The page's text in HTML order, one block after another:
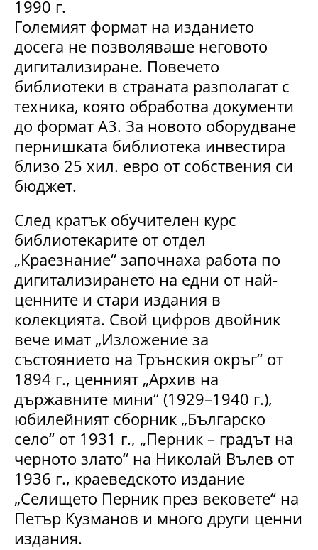
1990 г.
Големият формат на изданието
досега не позволяваше неговото
дигитализиране. Повечето
библиотеки в страната разполагат с
техника, която обработва документи
до формат А3. За новото оборудване
пернишката библиотека инвестира
близо 25 хил. евро от собствения си
бюджет.
След кратък обучителен курс
библиотекарите от отдел
„Краезнание“ започнаха работа по
дигитализирането на едни от най-
ценните и стари издания в
колекцията. Свой цифров двойник
вече имат „Изложение за
състоянието на Трънския окръг“ от
1894 г., ценният „Архив на
държавните мини“ (1929–1940 г.),
юбилейният сборник „Българско
село“ от 1931 г., „Перник – градът на
черното злато“ на Николай Вълев от
1936 г., краеведското издание
„Селището Перник през вековете“ на
Петър Кузманов и много други ценни
издания.